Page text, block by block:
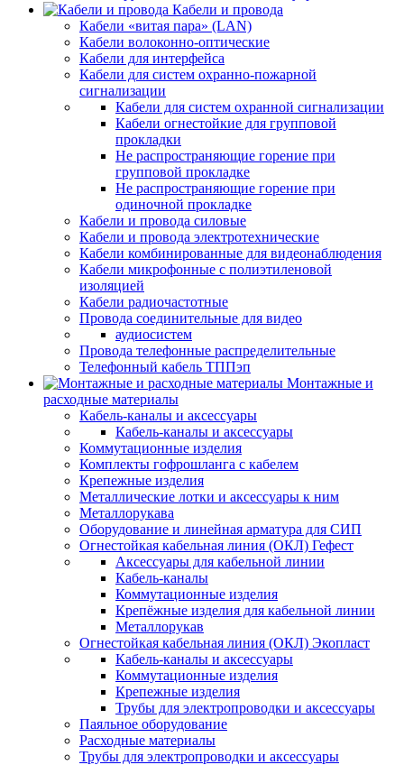
Кабели и провода
Кабели «витая пара» (LAN)
Кабели волоконно-оптические
Кабели для интерфейса
Кабели для систем охранно-пожарной
сигнализации
Кабели для систем охранной сигнализации
Кабели огнестойкие для групповой
прокладки
Не распространяющие горение при
групповой прокладке
Не распространяющие горение при
одиночной прокладке
Кабели и провода силовые
Кабели и провода электротехнические
Кабели комбинированные для видеонаблюдения
Кабели микрофонные с полиэтиленовой
изоляцией
Кабели радиочастотные
Провода соединительные для видео
аудиосистем
Провода телефонные распределительные
Телефонный кабель ТППэп
Монтажные и
расходные материалы
Кабель-каналы и аксессуары
Кабель-каналы и аксессуары
Коммутационные изделия
Комплекты гофрошланга с кабелем
Крепежные изделия
Металлические лотки и аксессуары к ним
Металлорукава
Оборудование и линейная арматура для СИП
Огнестойкая кабельная линия (ОКЛ) Гефест
Аксессуары для кабельной линии
Кабель-каналы
Коммутационные изделия
Крепёжные изделия для кабельной линии
Металлорукав
Огнестойкая кабельная линия (ОКЛ) Экопласт
Кабель-каналы и аксессуары
Коммутационные изделия
Крепежные изделия
Трубы для электропроводки и аксессуары
Паяльное оборудование
Расходные материалы
Трубы для электропроводки и аксессуары